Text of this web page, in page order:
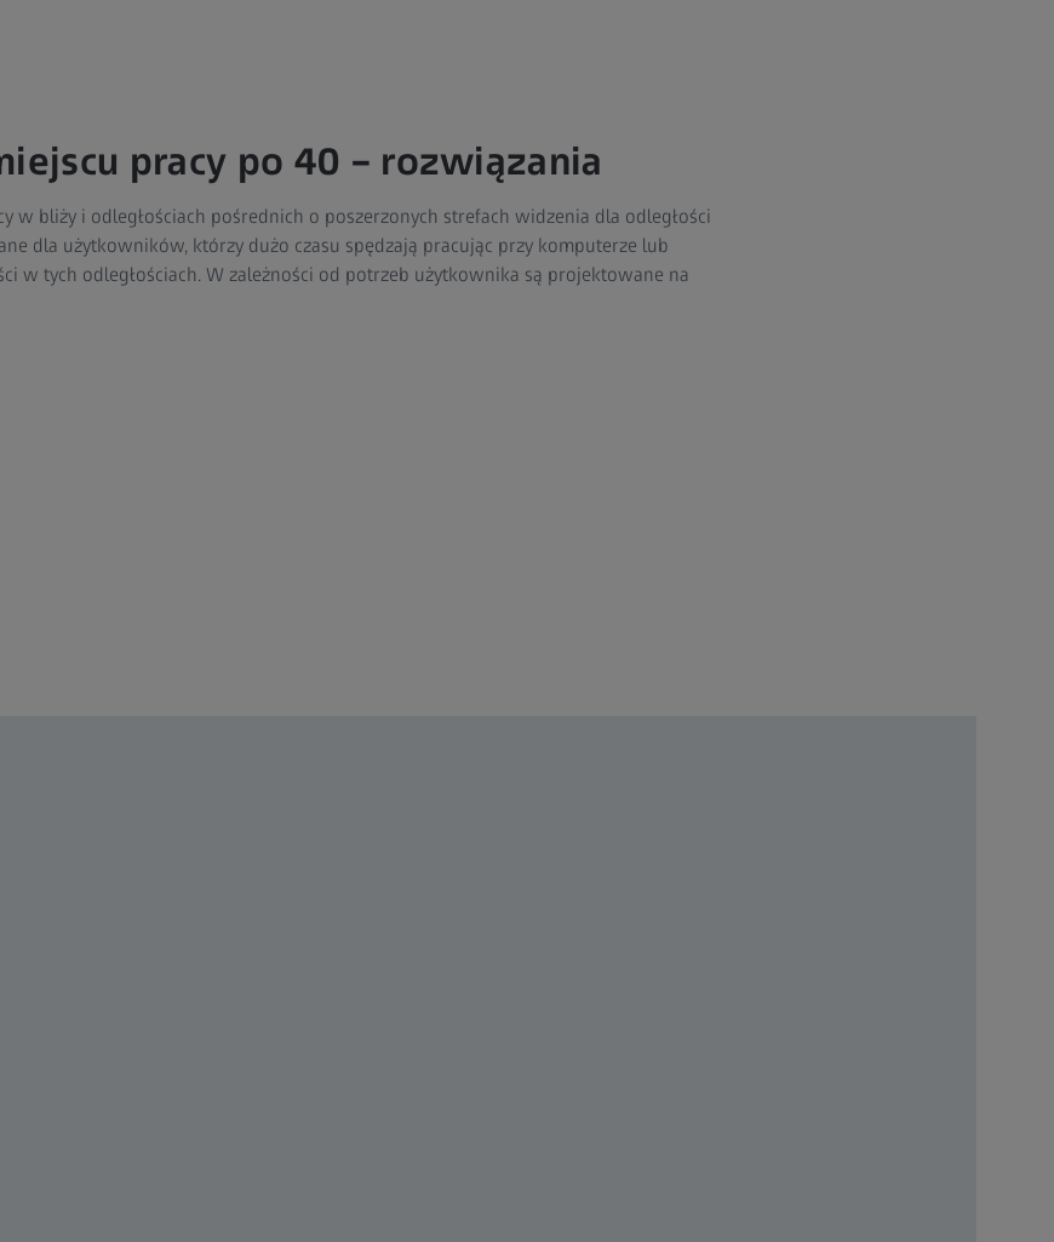
pracy po 40 – rozwiązania
w bliży i odległościach pośrednich o poszerzonych strefach widzenia dla odległości
dla użytkowników, którzy dużo czasu spędzają pracując przy komputerze lub
w tych odległościach. W zależności od potrzeb użytkownika są projektowane na